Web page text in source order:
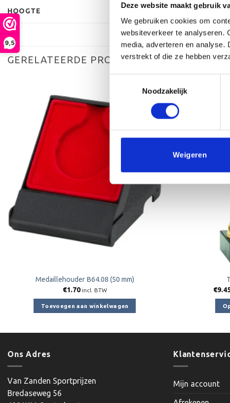
Deze website maakt gebruik
We gebruiken cookies om
websiteverkeer te analyseren.
media, adverteren en analyse.
verstrekt of die ze hebben
Noodzakelijk
Weigeren
9,5
HOOGTE
GERELATEERDE PRODUCTEN
aan
verlanglijst
Medaillehouder B64.08 (50 mm)
€1.70 incl. BTW
Toevoegen aan winkelwagen
€
Ons Adres
Van Zanden Sportprijzen
Bredaseweg 56
Mijn account